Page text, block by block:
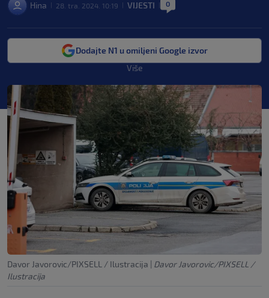
Hina 28. tra. 2024. 10:19 VIJESTI 0
Dodajte N1 u omiljeni Google izvor
Više
Davor Javorovic/PIXSELL / Ilustracija | Davor Javorovic/PIXSELL /
Ilustracija